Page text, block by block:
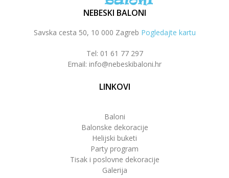
NEBESKI BALONI
Savska cesta 50, 10 000 Zagreb Pogledajte kartu
Tel: 01 61 77 297
Email: info@nebeskibaloni.hr
LINKOVI
Baloni
Balonske dekoracije
Helijski buketi
Party program
Tisak i poslovne dekoracije
Galerija